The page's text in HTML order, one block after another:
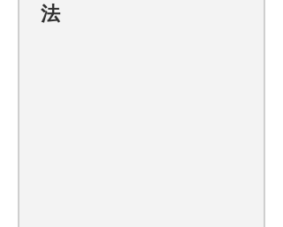
法